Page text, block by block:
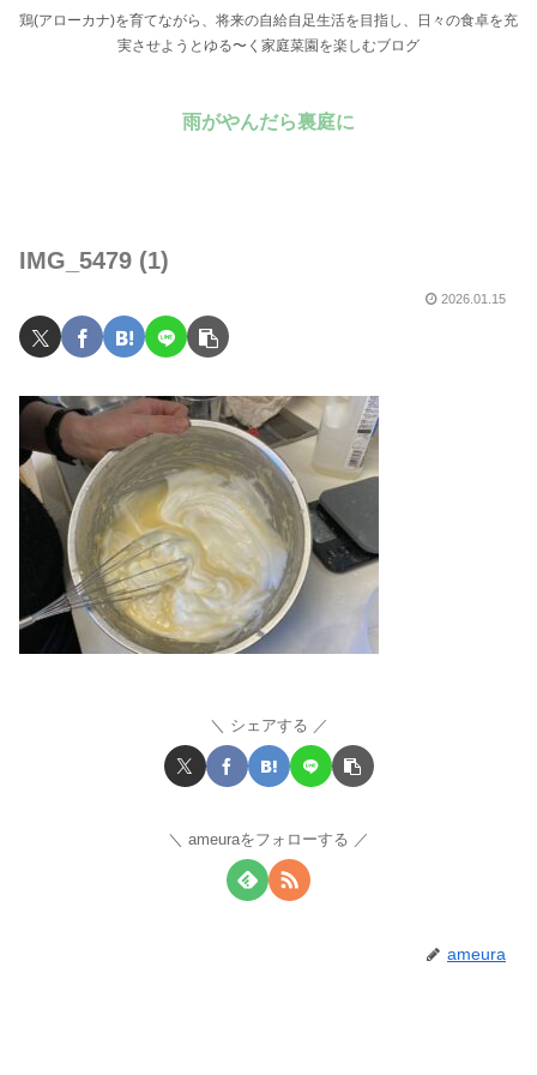
鶏(アローカナ)を育てながら、将来の自給自足生活を目指し、日々の食卓を充
実させようとゆる〜く家庭菜園を楽しむブログ
雨がやんだら裏庭に
IMG_5479 (1)
2026.01.15
シェアする
ameuraをフォローする
ameura